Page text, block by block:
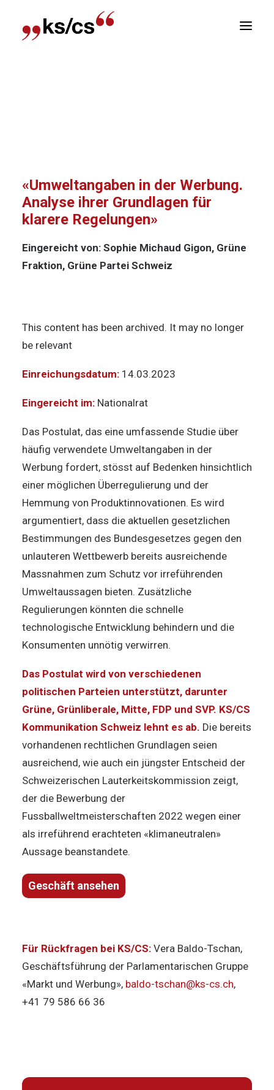
«Umweltangaben in der Werbung.
Analyse ihrer Grundlagen für
klarere Regelungen»
Eingereicht von: Sophie Michaud Gigon, Grüne
Fraktion, Grüne Partei Schweiz
This content has been archived. It may no longer
be relevant
Einreichungsdatum: 14.03.2023
Eingereicht im: Nationalrat
Das Postulat, das eine umfassende Studie über
häufig verwendete Umweltangaben in der
Werbung fordert, stösst auf Bedenken hinsichtlich
einer möglichen Überregulierung und der
Hemmung von Produktinnovationen. Es wird
argumentiert, dass die aktuellen gesetzlichen
Bestimmungen des Bundesgesetzes gegen den
unlauteren Wettbewerb bereits ausreichende
Massnahmen zum Schutz vor irreführenden
Umweltaussagen bieten. Zusätzliche
Regulierungen könnten die schnelle
technologische Entwicklung behindern und die
Konsumenten unnötig verwirren.
Das Postulat wird von verschiedenen
politischen Parteien unterstützt, darunter
Grüne, Grünliberale, Mitte, FDP und SVP. KS/CS
Kommunikation Schweiz lehnt es ab. Die bereits
vorhandenen rechtlichen Grundlagen seien
ausreichend, wie auch ein jüngster Entscheid der
Schweizerischen Lauterkeitskommission zeigt,
der die Bewerbung der
Fussballweltmeisterschaften 2022 wegen einer
als irreführend erachteten «klimaneutralen»
Aussage beanstandete.
Geschäft ansehen
Für Rückfragen bei KS/CS: Vera Baldo-Tschan,
Geschäftsführung der Parlamentarischen Gruppe
«Markt und Werbung», baldo-tschan@ks-cs.ch,
+41 79 586 66 36